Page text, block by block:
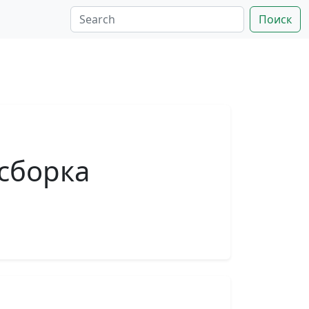
Поиск